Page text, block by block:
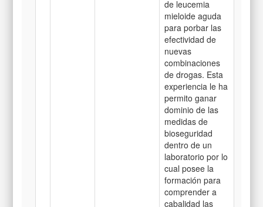
de leucemia
mieloide aguda
para porbar las
efectividad de
nuevas
combinaciones
de drogas. Esta
experiencia le ha
permito ganar
dominio de las
medidas de
bioseguridad
dentro de un
laboratorio por lo
cual posee la
formación para
comprender a
cabalidad las